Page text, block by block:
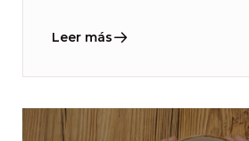
Leer más